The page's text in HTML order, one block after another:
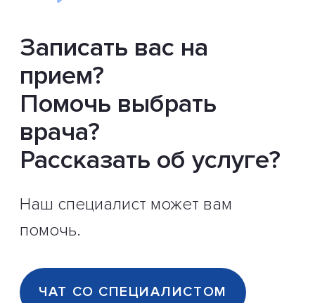
Записать вас на
прием?
Помочь выбрать
врача?
Рассказать об услуге?
Наш специалист может вам
помочь.
ЧАТ СО СПЕЦИАЛИСТОМ